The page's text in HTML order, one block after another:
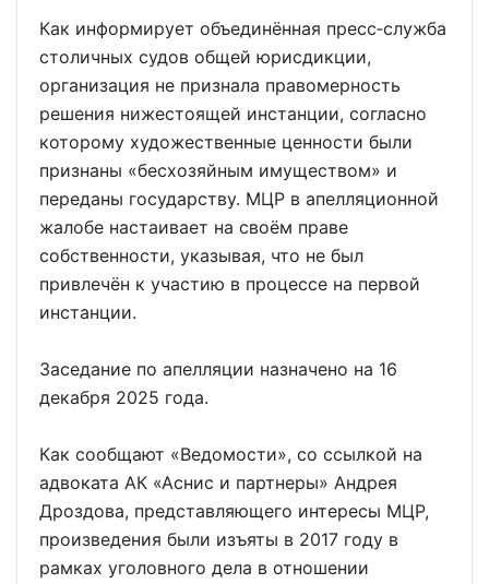
Как информирует объединённая пресс‑служба
столичных судов общей юрисдикции,
организация не признала правомерность
решения нижестоящей инстанции, согласно
которому художественные ценности были
признаны «бесхозяйным имуществом» и
переданы государству. МЦР в апелляционной
жалобе настаивает на своём праве
собственности, указывая, что не был
привлечён к участию в процессе на первой
инстанции.
Заседание по апелляции назначено на 16
декабря 2025 года.
Как сообщают «Ведомости», со ссылкой на
адвоката АК «Аснис и партнеры» Андрея
Дроздова, представляющего интересы МЦР,
произведения были изъяты в 2017 году в
рамках уголовного дела в отношении